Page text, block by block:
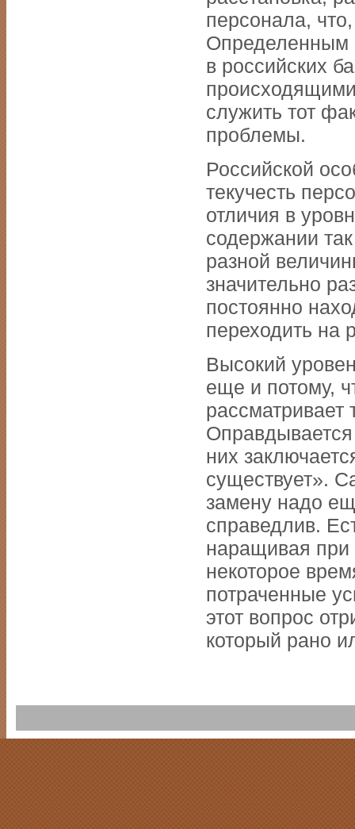
персонала,
Определенным
в российских
служить тот
проблемы.
Российской
текучесть
отличия в
содержании
разной
значительно
постоянно
переходить на
Высокий
еще и потому,
рассматривает
них
существует».
замену надо
справедлив.
наращивая при
некоторое
потраченные
этот вопрос
который рано